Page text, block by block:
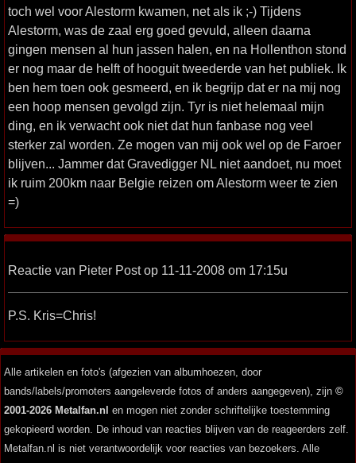
toch wel voor Alestorm kwamen, net als ik ;-) Tijdens
Alestorm, was de zaal erg goed gevuld, alleen daarna
gingen mensen al hun jassen halen, en na Hollenthon stond
er nog maar de helft of hooguit tweederde van het publiek. Ik
ben hem toen ook gesmeerd, en ik begrijp dat er na mij nog
een hoop mensen gevolgd zijn. Tyr is niet helemaal mijn
ding, en ik verwacht ook niet dat hun fanbase nog veel
sterker zal worden. Ze mogen van mij ook wel op de Faroer
blijven... Jammer dat Gravedigger NL niet aandoet, nu moet
ik ruim 200km naar Belgie reizen om Alestorm weer te zien
=)
Reactie van Pieter Post op 11-11-2008 om 17:15u
P.S. Kris=Chris!
Alle artikelen en foto's (afgezien van albumhoezen, door
bands/labels/promoters aangeleverde fotos of anders aangegeven), zijn ©
2001-2026 Metalfan.nl en mogen niet zonder schriftelijke toestemming
gekopieerd worden. De inhoud van reacties blijven van de reageerders zelf.
Metalfan.nl is niet verantwoordelijk voor reacties van bezoekers. Alle